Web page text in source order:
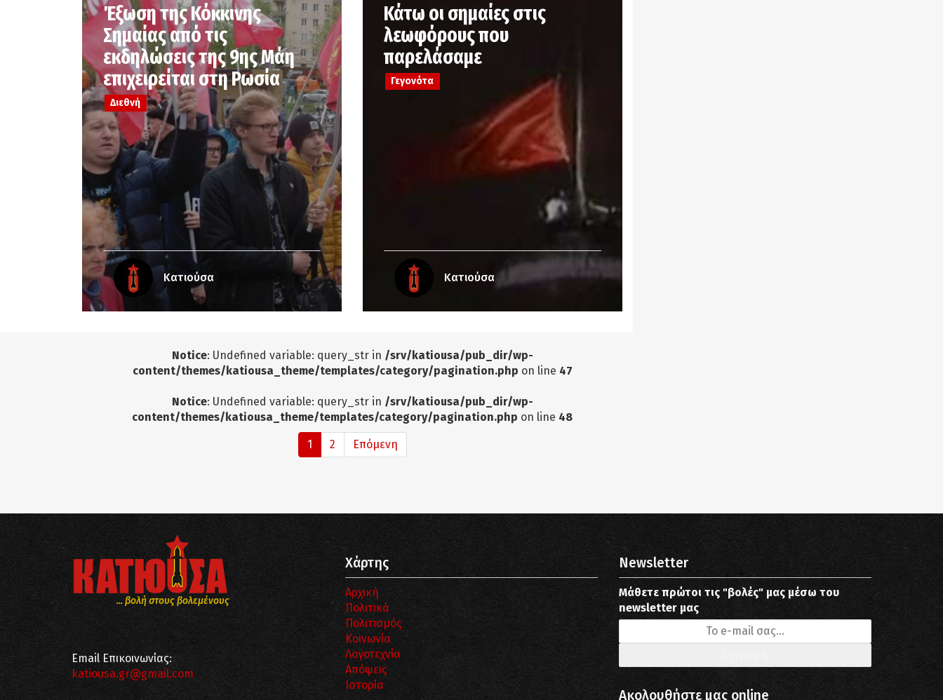
Έξωση της Κόκκινης
Σημαίας από τις
εκδηλώσεις της 9ης Μάη
επιχειρείται στη Ρωσία
Διεθνή
Κατιούσα
Κάτω οι σημαίες στις
λεωφόρους που
παρελάσαμε
Γεγονότα
Κατιούσα
Notice: Undefined variable: query_str in /srv/katiousa/pub_dir/wp-
content/themes/katiousa_theme/templates/category/pagination.php on line 47
Notice: Undefined variable: query_str in /srv/katiousa/pub_dir/wp-
content/themes/katiousa_theme/templates/category/pagination.php on line 48
1 2 Επόμενη
... βολή στους βολεμένους
Email Επικοινωνίας:
katiousa.gr@gmail.com
Χάρτης
Αρχική
Πολιτικά
Πολιτισμός
Κοινωνία
Λογοτεχνία
Απόψεις
Ιστορία
Newsletter
Μάθετε πρώτοι τις "βολές" μας μέσω του
newsletter μας
Ακολουθήστε μας online